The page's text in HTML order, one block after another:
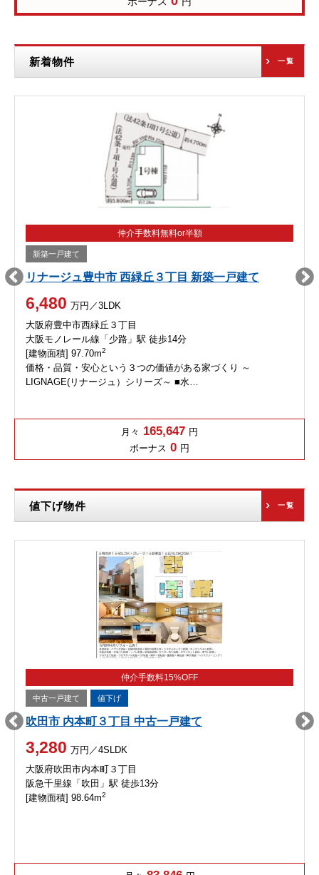
新着物件 一覧
仲介手数料無料or半額
新築一戸建て
リナージュ豊中市 西緑丘３丁目 新築一戸建て
6,480 万円／3LDK
大阪府豊中市西緑丘３丁目
大阪モノレール線「少路」駅 徒歩14分
[建物面積] 97.70m2
価格・品質・安心という３つの価値がある家づくり ～
LIGNAGE(リナージュ）シリーズ～ ■水…
月々 165,647 円
ボーナス 0 円
値下げ物件 一覧
仲介手数料15%OFF
中古一戸建て 値下げ
吹田市 内本町３丁目 中古一戸建て
3,280 万円／4SLDK
大阪府吹田市内本町３丁目
阪急千里線「吹田」駅 徒歩13分
[建物面積] 98.64m2